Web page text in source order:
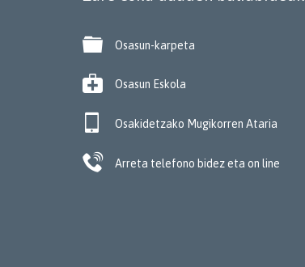
 Osasun-karpeta
 Osasun Eskola
 Osakidetzako Mugikorren Ataria
 Arreta telefono bidez eta on line